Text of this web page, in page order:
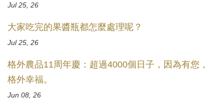
Jul 25, 26
大家吃完的果醬瓶都怎麼處理呢？
Jul 25, 26
格外農品11周年慶：超過4000個日子，因為有您，
格外幸福。
Jun 08, 26